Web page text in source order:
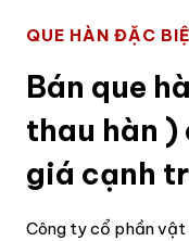
QUE HÀN ĐẶC
Bán que
thau hàn )
giá cạnh
Công ty cổ phần vật